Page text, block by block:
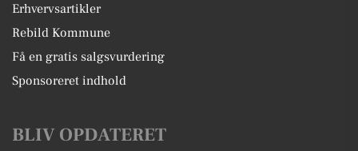
Erhvervsartikler
Rebild Kommune
Få en gratis salgsvurdering
Sponsoreret indhold
BLIV OPDATERET